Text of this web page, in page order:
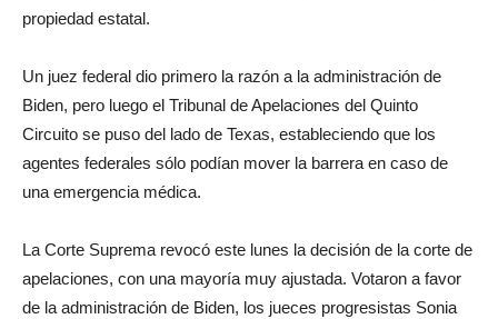
propiedad estatal.
Un juez federal dio primero la razón a la administración de
Biden, pero luego el Tribunal de Apelaciones del Quinto
Circuito se puso del lado de Texas, estableciendo que los
agentes federales sólo podían mover la barrera en caso de
una emergencia médica.
La Corte Suprema revocó este lunes la decisión de la corte de
apelaciones, con una mayoría muy ajustada. Votaron a favor
de la administración de Biden, los jueces progresistas Sonia